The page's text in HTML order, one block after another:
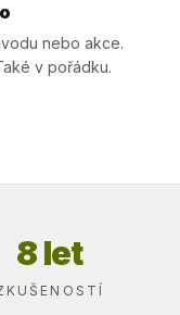
nebo akce.
v pořádku.
8 let